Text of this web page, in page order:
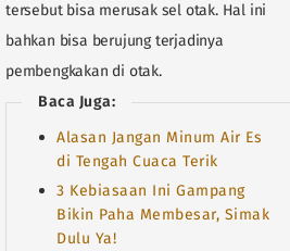
tersebut bisa merusak sel otak. Hal ini
bahkan bisa berujung terjadinya
pembengkakan di otak.
Baca Juga:
Alasan Jangan Minum Air Es
di Tengah Cuaca Terik
3 Kebiasaan Ini Gampang
Bikin Paha Membesar, Simak
Dulu Ya!